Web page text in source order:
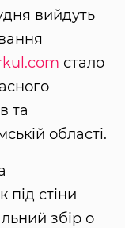
вийдуть
стало
та
області.
під стіни
збір о